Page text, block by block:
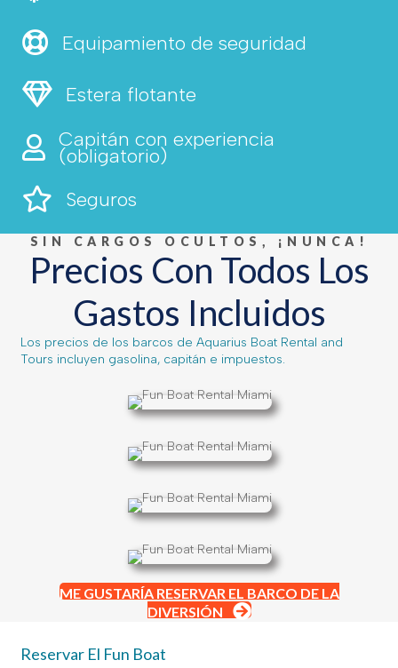
Equipamiento de seguridad
Equipamiento de seguridad
Estera flotanteEstera flotante
Capitán experimentado
Capitán con experiencia
(obligatorio)
SegurosSeguros
SIN CARGOS OCULTOS, ¡NUNCA!
Precios Con Todos Los
Gastos Incluidos
Los precios de los barcos de Aquarius Boat Rental and
Tours incluyen gasolina, capitán e impuestos.
ME GUSTARÍA RESERVAR EL BARCO DE LA
DIVERSIÓN
Reservar El Fun Boat